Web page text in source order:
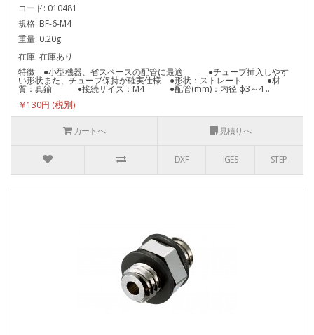
コード: 010481
規格: BF-6-M4
重量: 0.20g
在庫: 在庫あり
特徴 ●小型機器、省スペースの配管に最適 ●チューブ挿入しやす
い形状また、チューブ保持が確実仕様 ●形状：ストレート ●材
質：真鍮 ●接続サイズ：M4 ●配管(mm)：内径 ф3～4 ..
￥130円
カートへ 見積りへ
DXF IGES STEP